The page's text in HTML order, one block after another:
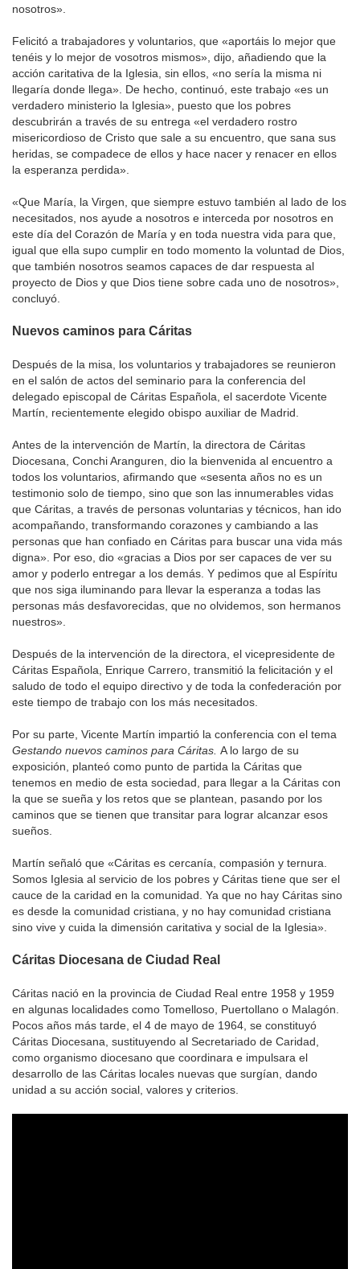
nosotros».
Felicitó a trabajadores y voluntarios, que «aportáis lo mejor que
tenéis y lo mejor de vosotros mismos», dijo, añadiendo que la
acción caritativa de la Iglesia, sin ellos, «no sería la misma ni
llegaría donde llega». De hecho, continuó, este trabajo «es un
verdadero ministerio la Iglesia», puesto que los pobres
descubrirán a través de su entrega «el verdadero rostro
misericordioso de Cristo que sale a su encuentro, que sana sus
heridas, se compadece de ellos y hace nacer y renacer en ellos
la esperanza perdida».
«Que María, la Virgen, que siempre estuvo también al lado de los
necesitados, nos ayude a nosotros e interceda por nosotros en
este día del Corazón de María y en toda nuestra vida para que,
igual que ella supo cumplir en todo momento la voluntad de Dios,
que también nosotros seamos capaces de dar respuesta al
proyecto de Dios y que Dios tiene sobre cada uno de nosotros»,
concluyó.
Nuevos caminos para Cáritas
Después de la misa, los voluntarios y trabajadores se reunieron
en el salón de actos del seminario para la conferencia del
delegado episcopal de Cáritas Española, el sacerdote Vicente
Martín, recientemente elegido obispo auxiliar de Madrid.
Antes de la intervención de Martín, la directora de Cáritas
Diocesana, Conchi Aranguren, dio la bienvenida al encuentro a
todos los voluntarios, afirmando que «sesenta años no es un
testimonio solo de tiempo, sino que son las innumerables vidas
que Cáritas, a través de personas voluntarias y técnicos, han ido
acompañando, transformando corazones y cambiando a las
personas que han confiado en Cáritas para buscar una vida más
digna». Por eso, dio «gracias a Dios por ser capaces de ver su
amor y poderlo entregar a los demás. Y pedimos que al Espíritu
que nos siga iluminando para llevar la esperanza a todas las
personas más desfavorecidas, que no olvidemos, son hermanos
nuestros».
Después de la intervención de la directora, el vicepresidente de
Cáritas Española, Enrique Carrero, transmitió la felicitación y el
saludo de todo el equipo directivo y de toda la confederación por
este tiempo de trabajo con los más necesitados.
Por su parte, Vicente Martín impartió la conferencia con el tema
Gestando nuevos caminos para Cáritas. A lo largo de su
exposición, planteó como punto de partida la Cáritas que
tenemos en medio de esta sociedad, para llegar a la Cáritas con
la que se sueña y los retos que se plantean, pasando por los
caminos que se tienen que transitar para lograr alcanzar esos
sueños.
Martín señaló que «Cáritas es cercanía, compasión y ternura.
Somos Iglesia al servicio de los pobres y Cáritas tiene que ser el
cauce de la caridad en la comunidad. Ya que no hay Cáritas sino
es desde la comunidad cristiana, y no hay comunidad cristiana
sino vive y cuida la dimensión caritativa y social de la Iglesia».
Cáritas Diocesana de Ciudad Real
Cáritas nació en la provincia de Ciudad Real entre 1958 y 1959
en algunas localidades como Tomelloso, Puertollano o Malagón.
Pocos años más tarde, el 4 de mayo de 1964, se constituyó
Cáritas Diocesana, sustituyendo al Secretariado de Caridad,
como organismo diocesano que coordinara e impulsara el
desarrollo de las Cáritas locales nuevas que surgían, dando
unidad a su acción social, valores y criterios.